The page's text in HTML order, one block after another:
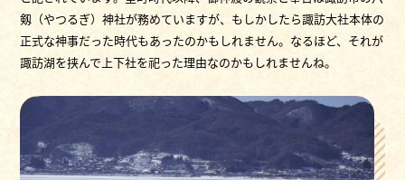
剱（やつるぎ）神社が務めていますが、もしかしたら諏訪大社本体の
正式な神事だった時代もあったのかもしれません。なるほど、それが
諏訪湖を挟んで上下社を祀った理由なのかもしれませんね。